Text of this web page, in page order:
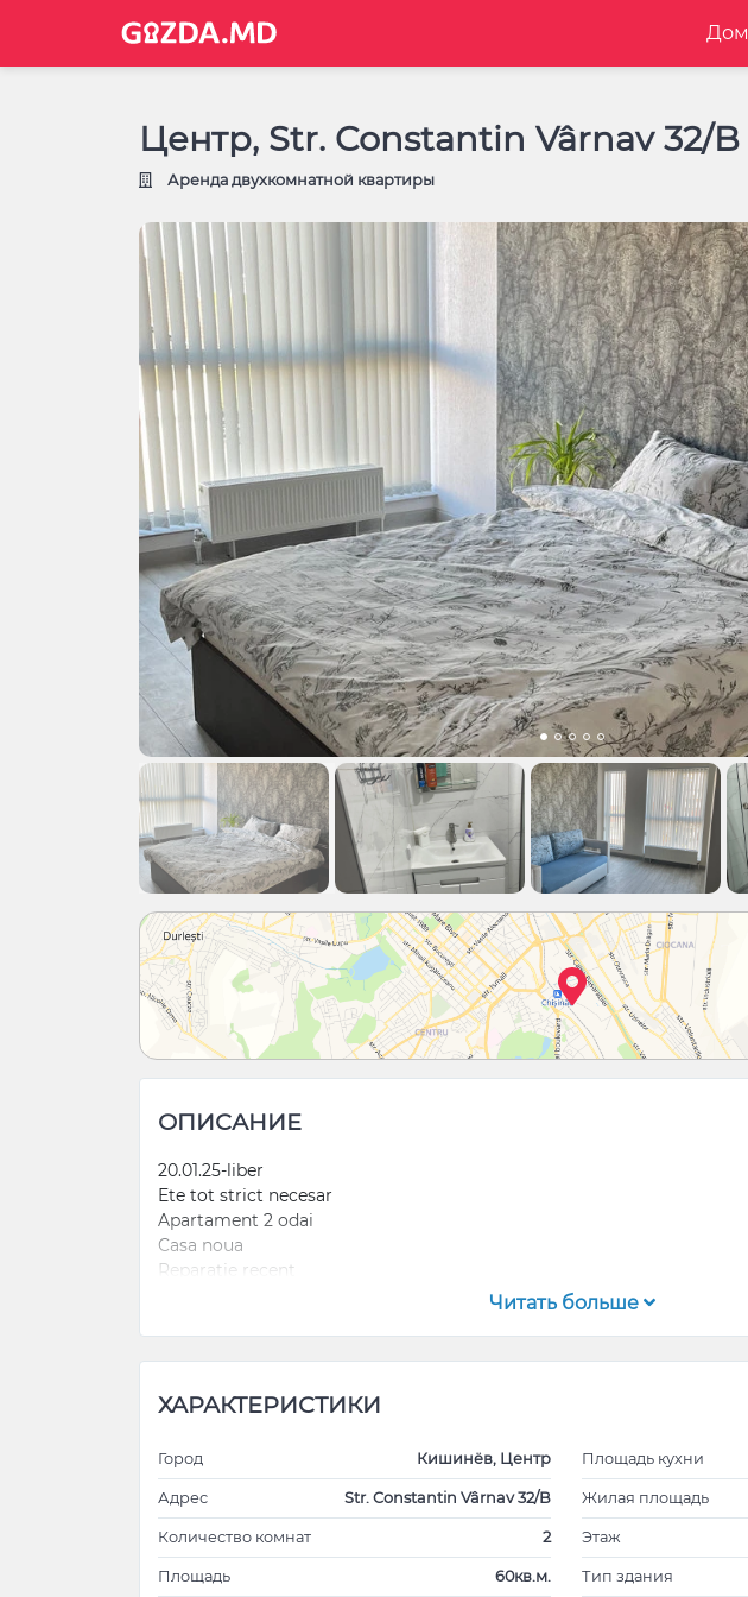
Дом
Центр, Str. Constantin Vârnav 32/B
Аренда двухкомнатной квартиры
ОПИСАНИЕ
20.01.25-liber
Ete tot strict necesar
Apartament 2 odai
Casa noua
Reparatie recent
Читать больше
ХАРАКТЕРИСТИКИ
Город Кишинёв, Центр
Адрес Str. Constantin Vârnav 32/B
Количество комнат 2
Площадь 60кв.м.
Площадь кухни
Жилая площадь
Этаж
Тип здания